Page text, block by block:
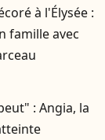
à l'Élysée :
famille avec
: Angia, la